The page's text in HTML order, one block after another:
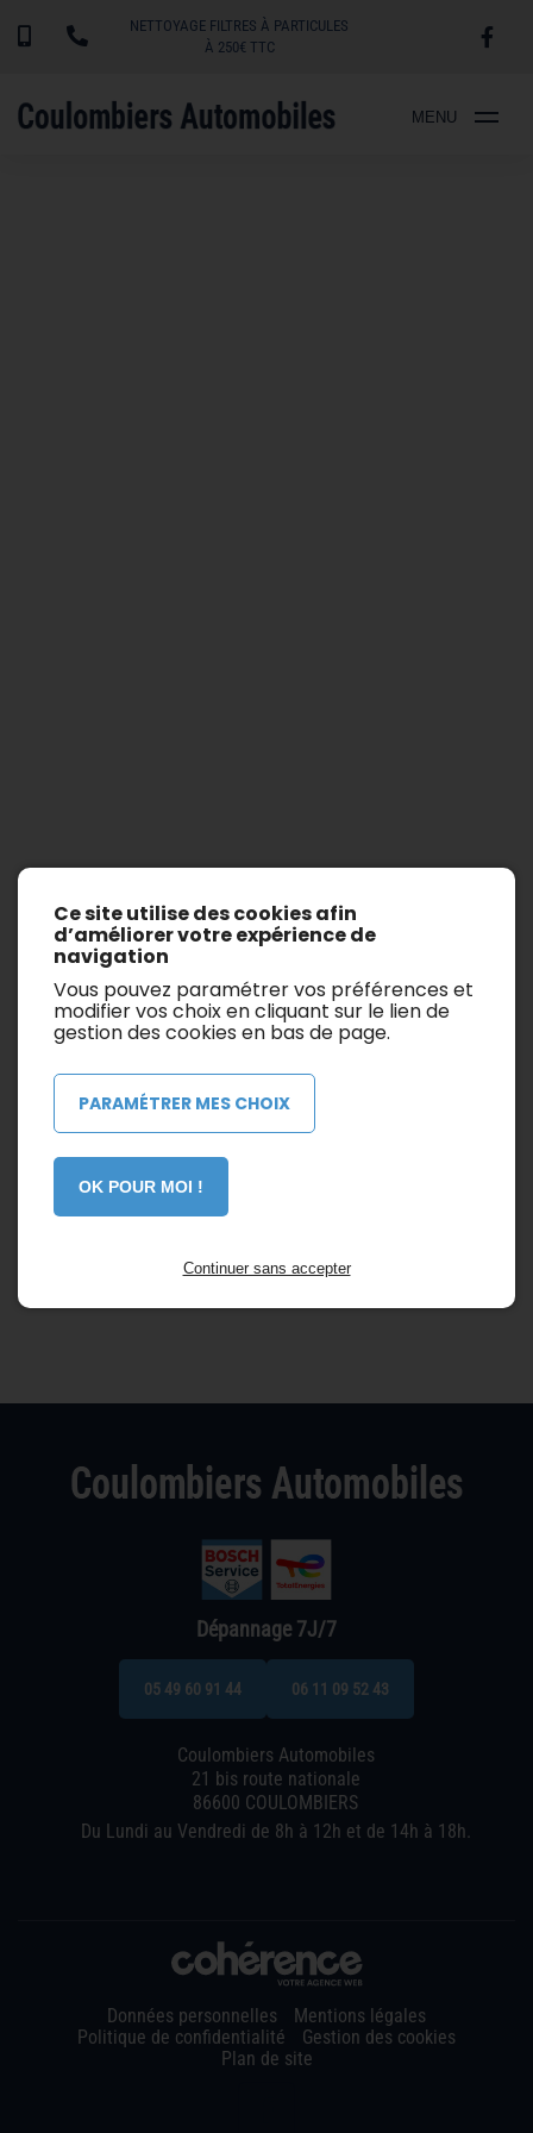
NETTOYAGE FILTRES À PARTICULES
À 250€ TTC
MENU
Afficher les filtres de recherche
Il n’y a aucun véhicule.
Dépannage 7J/7
05 49 60 91 44 06 11 09 52 43
Coulombiers Automobiles
21 bis route nationale
86600 COULOMBIERS
Du Lundi au Vendredi de 8h à 12h et de 14h à 18h.
Données personnelles
Mentions légales
Politique de confidentialité
Gestion des cookies
Plan de site
Ce site utilise des cookies afin
d’améliorer votre expérience de
navigation
Vous pouvez paramétrer vos préférences et
modifier vos choix en cliquant sur le lien de
gestion des cookies en bas de page.
PARAMÉTRER MES CHOIX
OK POUR MOI !
Continuer sans accepter